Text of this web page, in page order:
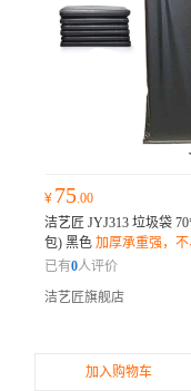
¥ 75.00
洁艺匠 JYJ313 垃圾袋
包) 黑色 加厚承重强，
设计，密封防漏；环保
已有0人评价
洁艺匠旗舰店
加入购物车